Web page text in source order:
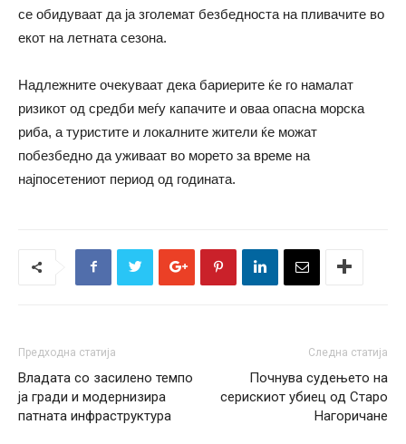
се обидуваат да ја зголемат безбедноста на пливачите во
екот на летната сезона.
Надлежните очекуваат дека бариерите ќе го намалат
ризикот од средби меѓу капачите и оваа опасна морска
риба, а туристите и локалните жители ќе можат
побезбедно да уживаат во морето за време на
најпосетениот период од годината.
Предходна статија
Владата со засилено темпо
ја гради и модернизира
патната инфраструктура
Следна статија
Почнува судењето на
серискиот убиец од Старо
Нагоричане